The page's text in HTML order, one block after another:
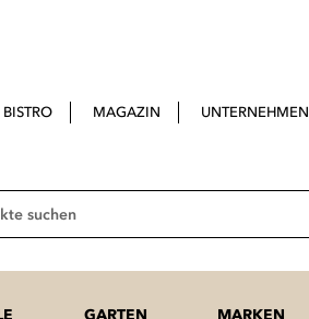
BISTRO MAGAZIN UNTERNEHMEN
GARTEN MARKEN